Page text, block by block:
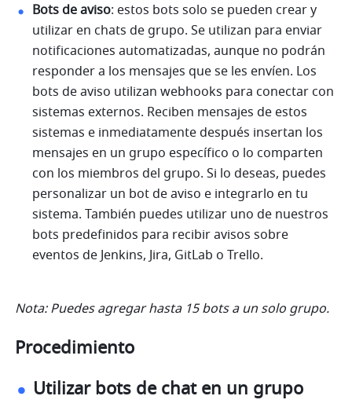
Bots de aviso: estos bots solo se pueden crear y
utilizar en chats de grupo. Se utilizan para enviar
notificaciones automatizadas, aunque no podrán
responder a los mensajes que se les envíen. Los
bots de aviso utilizan webhooks para conectar con
sistemas externos. Reciben mensajes de estos
sistemas e inmediatamente después insertan los
mensajes en un grupo específico o lo comparten
con los miembros del grupo. Si lo deseas, puedes
personalizar un bot de aviso e integrarlo en tu
sistema. También puedes utilizar uno de nuestros
bots predefinidos para recibir avisos sobre
eventos de Jenkins, Jira, GitLab o Trello.
Nota: Puedes agregar hasta 15 bots a un solo grupo.
Procedimiento
Utilizar bots de chat en un grupo